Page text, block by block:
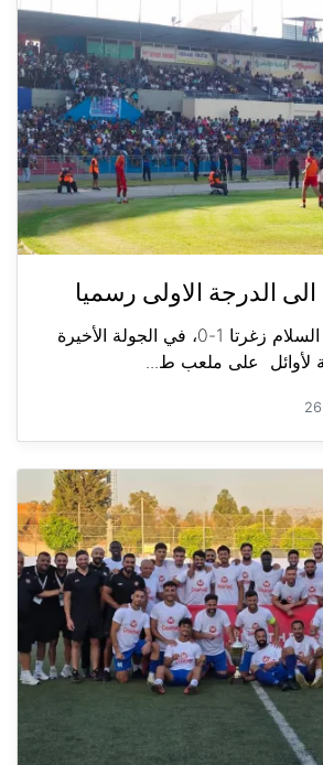
الدرجة الاولى رسميا
فوز طرابلس على السلام زغرتا 1-0، في الجولة الأخيرة
لأوائل على ملعب ط...